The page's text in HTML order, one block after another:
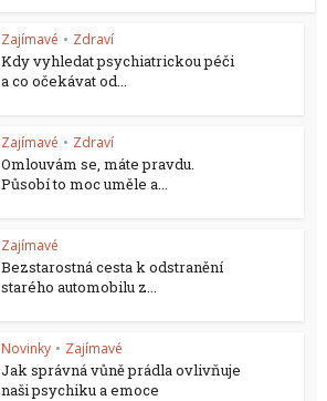
Zajímavé • Zdraví
Kdy vyhledat psychiatrickou péči
a co očekávat od...
Zajímavé • Zdraví
Omlouvám se, máte pravdu.
Působí to moc uměle a...
Zajímavé
Bezstarostná cesta k odstranění
starého automobilu z...
Novinky • Zajímavé
Jak správná vůně prádla ovlivňuje
naši psychiku a emoce